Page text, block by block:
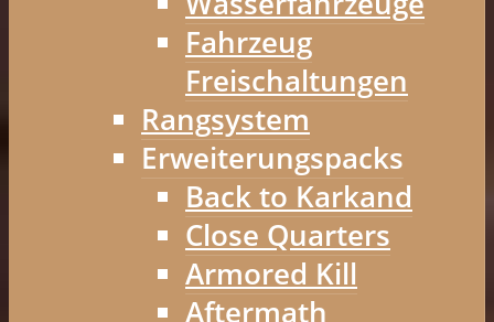
Fahrzeug
Freischaltungen
Rangsystem
Erweiterungspacks
Back to Karkand
Close Quarters
Armored Kill
Aftermath